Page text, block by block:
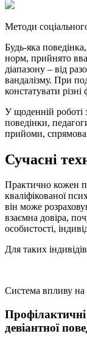
Методи
Будь-яка
норм, прийнято
діапазону – від
вандалізму. При
констатувати
У щоденній роботі
поведінки,
прийоми,
Сучасні
Практично кожен
кваліфікованої
він може
взаємна довіра,
особистості,
Для таких
Система впливу на
Профілактичні
девіантної